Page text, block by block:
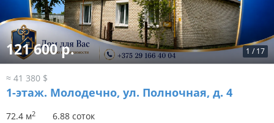
1 / 17
121 600 р.
≈ 41 380 $
1-этаж. Молодечно, ул. Полночная, д. 4
72.4 м2 6.88 соток